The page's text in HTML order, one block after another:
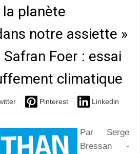
la planète
notre assiette »
Foer : essai
climatique
Pinterest Linkedin
Par Serge
Bressan -